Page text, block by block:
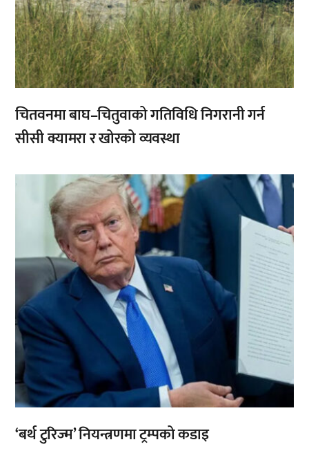
चितवनमा बाघ–चितुवाको गतिविधि निगरानी गर्न
सीसी क्यामरा र खोरको व्यवस्था
‘बर्थ टुरिज्म’ नियन्त्रणमा ट्रम्पको कडाइ